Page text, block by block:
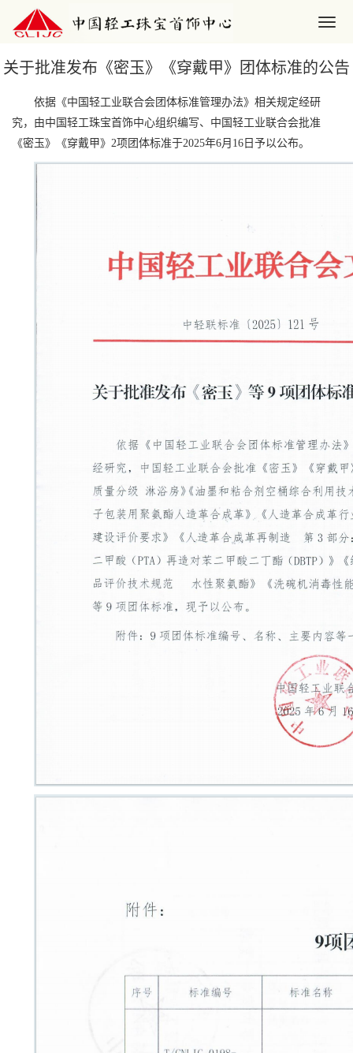
关于批准发布《密玉》《穿戴甲》团体标准的公告
依据《中国轻工业联合会团体标准管理办法》相关规定经研
究，由中国轻工珠宝首饰中心组织编写、中国轻工业联合会批准
《密玉》《穿戴甲》2项团体标准于2025年6月16日予以公布。